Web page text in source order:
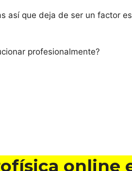
así que deja de ser un factor
profesionalmente?
online